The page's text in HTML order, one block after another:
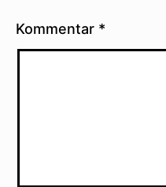
Kommentar *